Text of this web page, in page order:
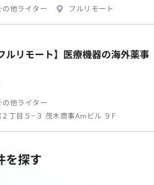
他ライター
フルリモート
ルリモート】医療機器の海外薬事
他ライター
丁目５−３ 茂木商事Amビル ９F
を探す